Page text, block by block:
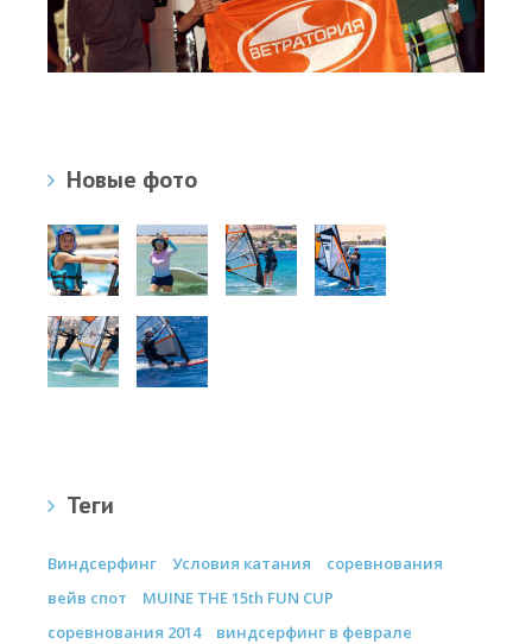
Новые фото
Теги
Виндсерфинг Условия катания
соревнования
вейв спот
MUINE THE 15th FUN CUP
соревнования 2014
виндсерфинг в феврале